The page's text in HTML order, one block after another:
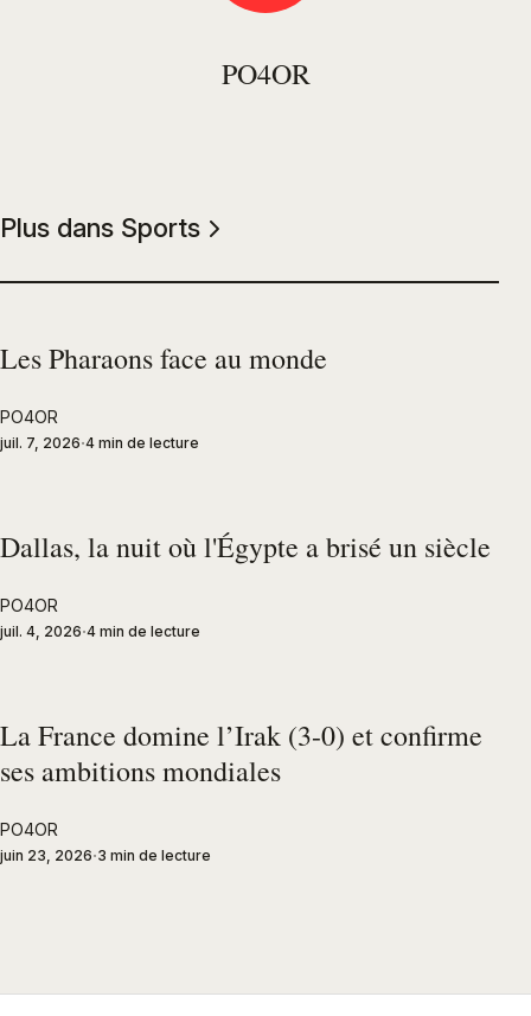
PO4OR
Plus dans Sports
Les Pharaons face au monde
PO4OR
juil. 7, 2026 4 min de lecture
Dallas, la nuit où l'Égypte a brisé un siècle
PO4OR
juil. 4, 2026 4 min de lecture
La France domine l’Irak (3-0) et confirme
ses ambitions mondiales
PO4OR
juin 23, 2026 3 min de lecture